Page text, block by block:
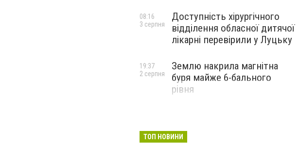
Доступність хірургічного
відділення обласної дитячої
лікарні перевірили у Луцьку
08:16
3 серпня
Землю накрила магнітна
буря майже 6-бального
рівня
19:37
2 серпня
ТОП НОВИНИ